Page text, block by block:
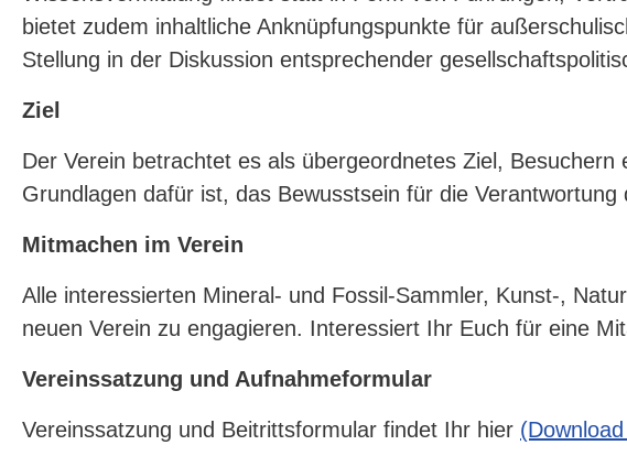
bietet zudem inhaltliche Anknüpfungspunkte für
Stellung in der Diskussion entsprechender
Ziel
Der Verein betrachtet es als übergeordnetes Ziel,
Grundlagen dafür ist, das Bewusstsein für die
Mitmachen im Verein
Alle interessierten Mineral- und Fossil-Sammler, Kunst-,
neuen Verein zu engagieren. Interessiert Ihr Euch für eine
Vereinssatzung und Aufnahmeformular
Vereinssatzung und Beitrittsformular findet Ihr hier